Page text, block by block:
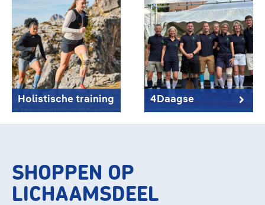
Holistische training 4Daagse
SHOPPEN OP
LICHAAMSDEEL